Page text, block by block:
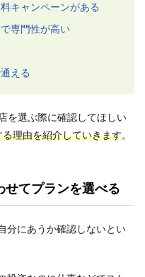
キャンペーンがある
専門性が高い
える
を選ぶ際に確認してほしい
理由を紹介していきます。
せてプランを選べる
分にあうか確認しないとい